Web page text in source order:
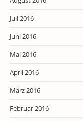
Juli 2016
Juni 2016
Mai 2016
April 2016
März 2016
Februar 2016